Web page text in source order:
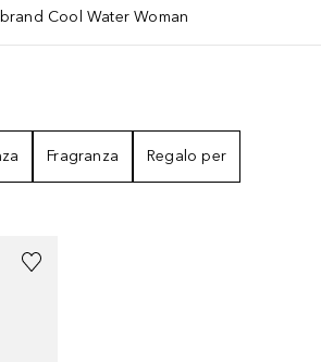
Cool Water Woman
Fragranza Regalo per